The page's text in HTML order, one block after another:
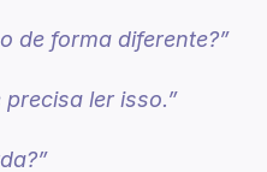
de forma diferente?”
ler isso.”